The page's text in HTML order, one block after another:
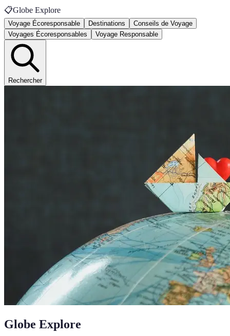
📋Globe Explore
Voyage Écoresponsable Destinations
Conseils de Voyage
Voyages Écoresponsables
Voyage Responsable
Rechercher
Globe Explore